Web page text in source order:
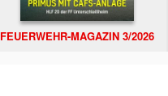
FEUERWEHR-MAGAZIN 3/2026